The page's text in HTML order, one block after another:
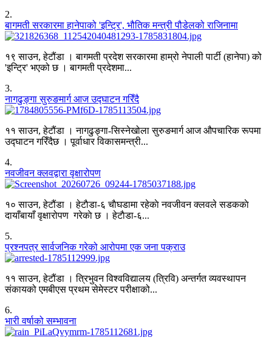
2.
बागमती सरकारमा हानेपाको 'इन्ट्रि', भौतिक मन्त्री पौडेलको राजिनामा
१९ साउन, हेटौंडा । बागमती प्रदेश सरकारमा हाम्रो नेपाली पार्टी (हानेपा) को
'इन्ट्रि' भएको छ । बागमती प्रदेशमा...
3.
नागढुङ्गा सुरुङमार्ग आज उद्घाटन गरिँदै
११ साउन, हेटौंडा । नागढुङ्गा-सिस्नेखोला सुरुङमार्ग आज औपचारिक रूपमा
उद्घाटन गरिँदैछ । पूर्वाधार विकासमन्त्री...
4.
नवजीवन क्लवद्वारा वृक्षारोपण
१० साउन, हेटौंडा । हेटाैडा-६ चाैघडामा रहेकाे नवजीवन क्लवले सडककाे
दायाँबायाँ वृक्षारोपण गरेकाे छ । हेटाैडा-६...
5.
प्रश्नपत्र सार्वजनिक गरेको आरोपमा एक जना पक्राउ
११ साउन, हेटौंडा । त्रिभुवन विश्वविद्यालय (त्रिवि) अन्तर्गत व्यवस्थापन
संकायको एमबीएस प्रथम सेमेस्टर परीक्षाको...
6.
भारी वर्षाको सम्भावना